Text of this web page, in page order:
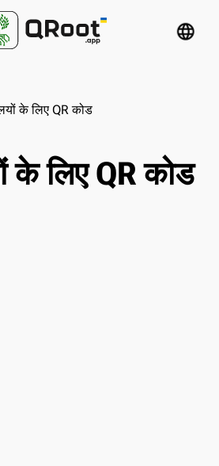
language
के लिए QR कोड
के लिए QR कोड